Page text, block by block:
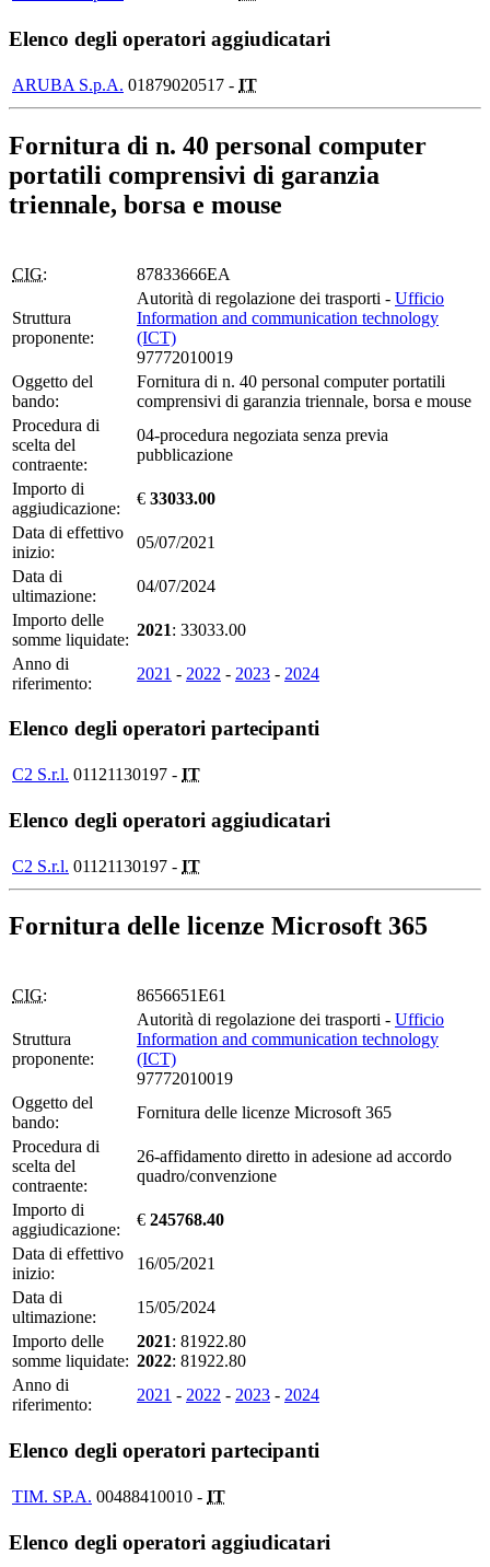
Elenco degli operatori aggiudicatari
ARUBA S.p.A. 01879020517 - IT
Fornitura di n. 40 personal computer
portatili comprensivi di garanzia
triennale, borsa e mouse
CIG: 87833666EA
Struttura
proponente:
Autorità di regolazione dei trasporti - Ufficio
Information and communication technology
(ICT)
97772010019
Oggetto del
bando:
Fornitura di n. 40 personal computer portatili
comprensivi di garanzia triennale, borsa e mouse
Procedura di
scelta del
contraente:
04-procedura negoziata senza previa
pubblicazione
Importo di
aggiudicazione:
€ 33033.00
Data di effettivo
inizio:
05/07/2021
Data di
ultimazione:
04/07/2024
Importo delle
somme liquidate:
2021: 33033.00
Anno di
riferimento:
2021 - 2022 - 2023 - 2024
Elenco degli operatori partecipanti
C2 S.r.l. 01121130197 - IT
Elenco degli operatori aggiudicatari
C2 S.r.l. 01121130197 - IT
Fornitura delle licenze Microsoft 365
CIG: 8656651E61
Struttura
proponente:
Autorità di regolazione dei trasporti - Ufficio
Information and communication technology
(ICT)
97772010019
Oggetto del
bando:
Fornitura delle licenze Microsoft 365
Procedura di
scelta del
contraente:
26-affidamento diretto in adesione ad accordo
quadro/convenzione
Importo di
aggiudicazione:
€ 245768.40
Data di effettivo
inizio:
16/05/2021
Data di
ultimazione:
15/05/2024
Importo delle
somme liquidate:
2021: 81922.80
2022: 81922.80
Anno di
riferimento:
2021 - 2022 - 2023 - 2024
Elenco degli operatori partecipanti
TIM. SP.A. 00488410010 - IT
Elenco degli operatori aggiudicatari